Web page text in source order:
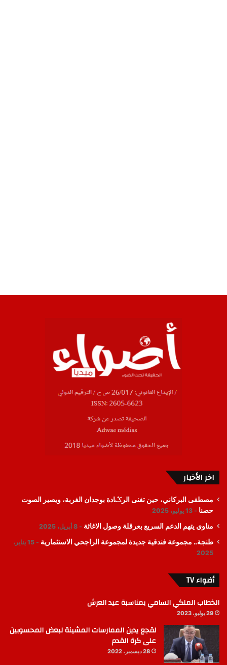
اخر الأخبار
مصطفى البركاني، حين تغنى الرݣادة بوجدان الغربة، ويصير الصوت
حصنا
13 يوليو، 2025
مناوي يتهم الدعم السريع بعرقلة وصول الاغاثة 8 أبريل، 2025
طنجة.. مجموعة فندقية جديدة لمجموعة الراجحي الاستثمارية
15 يناير،
2025
أضواء TV
الخطاب الملكي السامي بمناسبة عيد العرش
29 يوليو، 2023
لقجع يدين الممارسات المشينة لبعض المحسوبين
على كرة القدم
28 ديسمبر، 2022